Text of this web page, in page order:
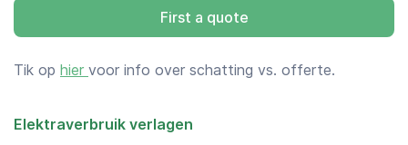
First a quote
Tik op hier voor info over schatting vs. offerte.
Elektraverbruik verlagen